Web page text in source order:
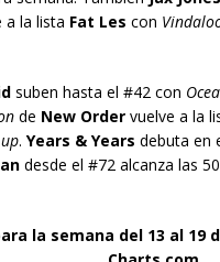
a la lista Fat Les con
suben hasta el #42 con
de New Ordervuelve a la
. Years & Years debuta en
desde el #72 alcanza las
la semana del 13 al 19